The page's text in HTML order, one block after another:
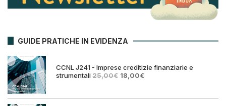
GUIDE PRATICHE IN EVIDENZA
CCNL J241 - Imprese creditizie finanziarie e
strumentali25,00€ Il
era:
18,00€Il
è: